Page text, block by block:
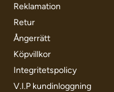
Reklamation
Retur
Ångerrätt
Köpvillkor
Integritetspolicy
V.I.P kundinloggning